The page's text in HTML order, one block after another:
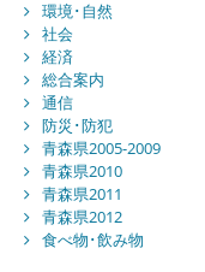
環境･自然
社会
経済
総合案内
通信
防災･防犯
青森県2005-2009
青森県2010
青森県2011
青森県2012
食べ物･飲み物